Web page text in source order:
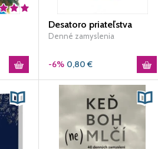
Desatoro priateľstva
Denné zamyslenia
-6% 0,80 €